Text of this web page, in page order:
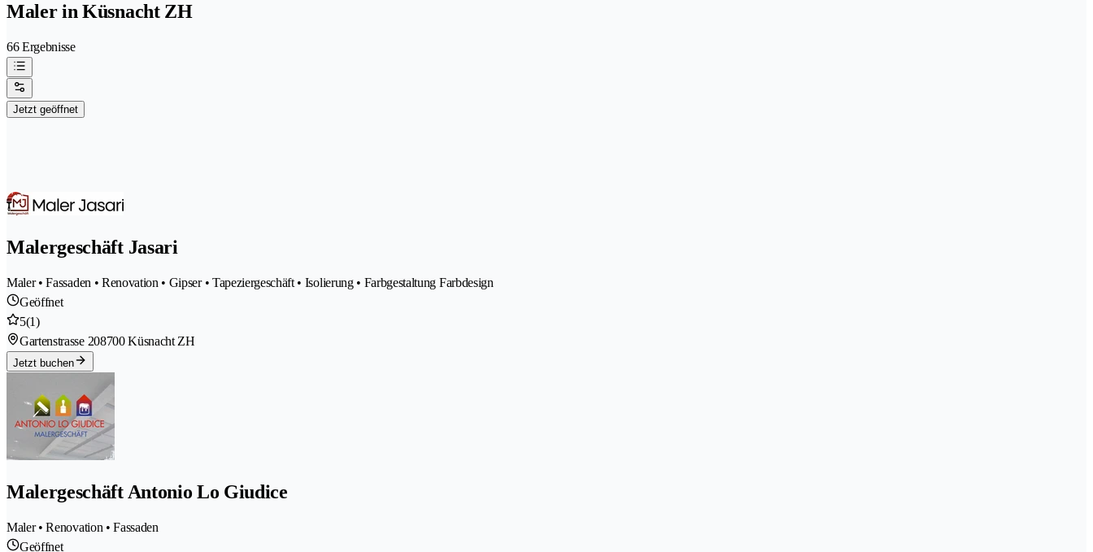
Maler in Küsnacht ZH
66 Ergebnisse
Jetzt geöffnet
Malergeschäft Jasari
Maler • Fassaden • Renovation • Gipser • Tapeziergeschäft • Isolierung • Farbgestaltung Farbdesign
Geöffnet
5(1)
Gartenstrasse 208700 Küsnacht ZH
Jetzt buchen
Malergeschäft Antonio Lo Giudice
Maler • Renovation • Fassaden
Geöffnet